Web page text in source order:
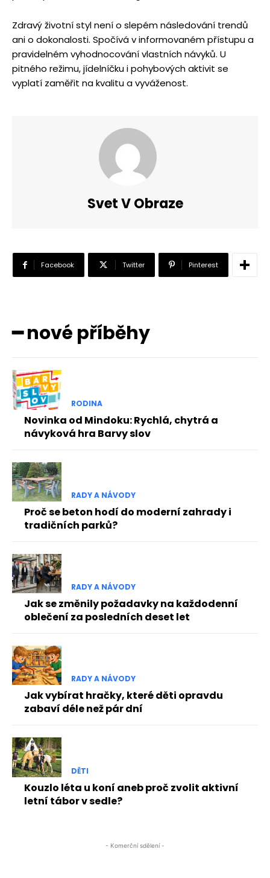
Zdravý životní styl není o slepém následování trendů
ani o dokonalosti. Spočívá v informovaném přístupu a
pravidelném vyhodnocování vlastních návyků. U
pitného režimu, jídelníčku i pohybových aktivit se
vyplatí zaměřit na kvalitu a vyváženost.
Svet V Obraze
Facebook Twitter Pinterest
━ nové příběhy
RODINA
Novinka od Mindoku: Rychlá, chytrá a
návyková hra Barvy slov
RADY A NÁVODY
Proč se beton hodí do moderní zahrady i
tradičních parků?
RADY A NÁVODY
Jak se změnily požadavky na každodenní
oblečení za posledních deset let
RADY A NÁVODY
Jak vybírat hračky, které děti opravdu
zabaví déle než pár dní
DĚTI
Kouzlo léta u koní aneb proč zvolit aktivní
letní tábor v sedle?
- Komerční sdělení -